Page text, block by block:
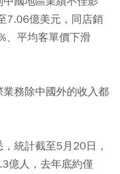
7.06億美元，同店銷
、平均客單價下滑
務除中國外的收入都
統計截至5月20日，
億人，去年底約僅